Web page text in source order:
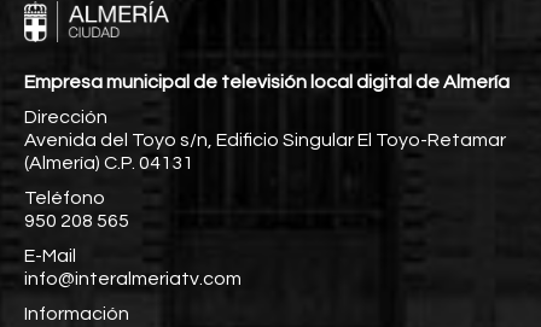
Empresa municipal de televisión local digital de Almería
Dirección
Avenida del Toyo s/n, Edificio Singular El Toyo-Retamar
(Almería) C.P. 04131
Teléfono
950 208 565
E-Mail
info@interalmeriatv.com
Información